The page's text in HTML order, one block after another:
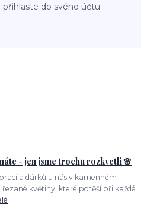
- jen jsme trochu rozkvetli 🌸
a dárků u nás v kamenném
květiny, které potěší při každé
do svého účtu.